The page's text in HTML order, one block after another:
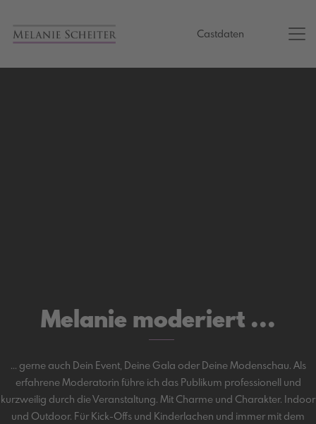
Castdaten
Melanie moderiert ...
... gerne auch Dein Event, Deine Gala oder Deine Modenschau. Als
erfahrene Moderatorin führe ich das Publikum professionell und
kurzweilig durch die Veranstaltung. Mit Charme und Charakter. Indoor
und Outdoor. Für Kick-Offs und Kinderlachen und immer mit dem